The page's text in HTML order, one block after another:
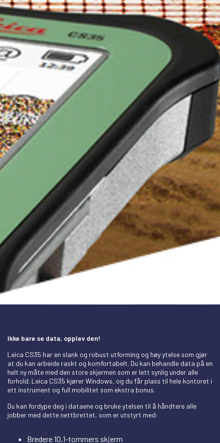
Ikke bare se data, opplev den!
Leica CS35 har en slank og robust utforming og høy ytelse som gjør
at du kan arbeide raskt og komfortabelt. Du kan behandle data på en
helt ny måte med den store skjermen som er lett synlig under alle
forhold. Leica CS35 kjører Windows, og du får plass til hele kontoret i
ett instrument og full mobilitet som ekstra bonus.
Du kan fordype deg i dataene og bruke ytelsen til å håndtere alle
jobber med dette nettbrettet, som er utstyrt med:
Bredere 10,1-tommers skjerm